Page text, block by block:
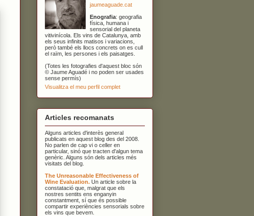
jaumeaguade.cat
Enografia: geografia
física, humana i
sensorial del planeta
vitivinícola. Els vins de Catalunya, amb
els seus infinits matisos i variacions,
però també els llocs concrets on es cull
el raïm, les persones i els paisatges.
(Totes les fotografies d'aquest bloc són
© Jaume Aguadé i no poden ser usades
sense permís)
Visualitza el meu perfil complet
Articles recomanats
Alguns articles d'interès general
publicats en aquest blog des del 2008.
No parlen de cap vi o celler en
particular, sinó que tracten d'algun tema
genèric. Alguns són dels articles més
visitats del blog.
The Unreasonable Effectiveness of
Wine Evaluation. Un article sobre la
constatació que, malgrat que els
nostres sentits ens enganyin
constantment, sí que és possible
compartir experiències sensorials sobre
els vins que bevem.